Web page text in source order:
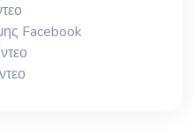
Facebook